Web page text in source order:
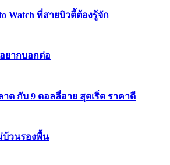
Watch ที่สายบิวตี้ต้องรู้จัก
ยากบอกต่อ
ด กับ 9 ดอลลี่อาย สุดเริ่ด ราคาดี
บ้วนรองพื้น